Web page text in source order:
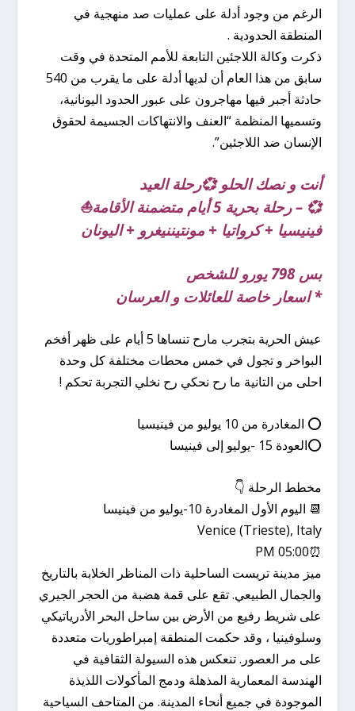
الرغم من وجود أدلة على عمليات صد منهجية في
المنطقة الحدودية .
ذكرت وكالة اللاجئين التابعة للأمم المتحدة في وقت
سابق من هذا العام أن لديها أدلة على ما يقرب من 540
حادثة أجبر فيها مهاجرون على عبور الحدود اليونانية،
وتسميها المنظمة “العنف والانتهاكات الجسيمة لحقوق
الإنسان ضد اللاجئين”.
أنت و نصك الحلو 💞رحلة العيد
💞 – رحلة بحرية 5 أيام متضمنة الأقامة⛵️
فينيسيا + كرواتيا + مونتيننيغرو + اليونان
بس 798 يورو للشخص
* اسعار خاصة للعائلات و العرسان
عيش الحرية بتجرب مارح تنساها 5 أيام على ظهر أفخم
البواخر و تجول في خمس محطات مختلفة كل وحدة
احلى من التانية ما رح نحكي رح نخلي التجربة تحكم !
⭕️ المغادرة من 10 يوليو من فينيسيا
⭕️العودة 15 -يوليو إلى فينيسا
مخطط الرحلة 👇
📆 اليوم الأول المغادرة 10-يوليو من فينيسا
Venice (Trieste), Italy
⏰05:00 PM
ميز مدينة تريست الساحلية ذات المناظر الخلابة بالتاريخ
والجمال الطبيعي. تقع على قمة هضبة من الحجر الجيري
على شريط رفيع من الأرض بين ساحل البحر الأدرياتيكي
وسلوفينيا ، وقد حكمت المنطقة إمبراطوريات متعددة
على مر العصور. تنعكس هذه السيولة الثقافية في
الهندسة المعمارية المذهلة ودمج المأكولات اللذيذة
الموجودة في جميع أنحاء المدينة. من المتاحف السياحية